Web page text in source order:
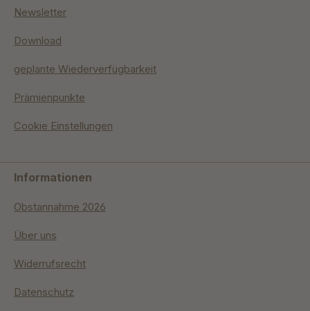
Newsletter
Download
geplante Wiederverfügbarkeit
Prämienpunkte
Cookie Einstellungen
Informationen
Obstannahme 2026
Über uns
Widerrufsrecht
Datenschutz